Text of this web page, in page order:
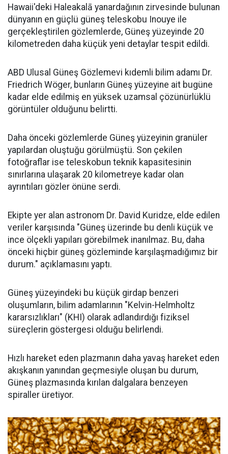
Hawaii'deki Haleakalā yanardağının zirvesinde bulunan
dünyanın en güçlü güneş teleskobu Inouye ile
gerçekleştirilen gözlemlerde, Güneş yüzeyinde 20
kilometreden daha küçük yeni detaylar tespit edildi.
ABD Ulusal Güneş Gözlemevi kıdemli bilim adamı Dr.
Friedrich Wöger, bunların Güneş yüzeyine ait bugüne
kadar elde edilmiş en yüksek uzamsal çözünürlüklü
görüntüler olduğunu belirtti.
Daha önceki gözlemlerde Güneş yüzeyinin granüler
yapılardan oluştuğu görülmüştü. Son çekilen
fotoğraflar ise teleskobun teknik kapasitesinin
sınırlarına ulaşarak 20 kilometreye kadar olan
ayrıntıları gözler önüne serdi.
Ekipte yer alan astronom Dr. David Kuridze, elde edilen
veriler karşısında "Güneş üzerinde bu denli küçük ve
ince ölçekli yapıları görebilmek inanılmaz. Bu, daha
önceki hiçbir güneş gözleminde karşılaşmadığımız bir
durum." açıklamasını yaptı.
Güneş yüzeyindeki bu küçük girdap benzeri
oluşumların, bilim adamlarının "Kelvin-Helmholtz
kararsızlıkları" (KHI) olarak adlandırdığı fiziksel
süreçlerin göstergesi olduğu belirlendi.
Hızlı hareket eden plazmanın daha yavaş hareket eden
akışkanın yanından geçmesiyle oluşan bu durum,
Güneş plazmasında kırılan dalgalara benzeyen
spiraller üretiyor.